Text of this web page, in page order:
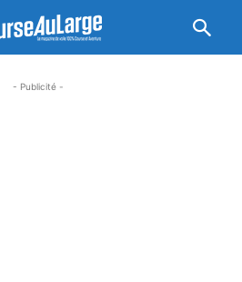
- Publicité -